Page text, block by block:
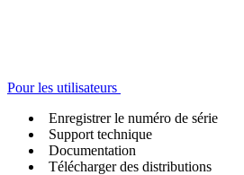
Pour les utilisateurs
Enregistrer le numéro de série
Support technique
Documentation
Télécharger des distributions